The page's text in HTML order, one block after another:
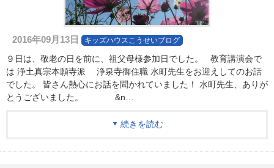
2016年09月13日 キッズハウスこうせいブログ
９日は、敬老の日を前に、祖父母様参加日でした。 教育講演会で
は 浄土真宗本願寺派 浄泉寺御住職 水町先生をお迎えしてのお話
でした。 皆さん熱心にお話を聞かれていました！ 水町先生、ありが
とうございました。 &n…
続きを読む